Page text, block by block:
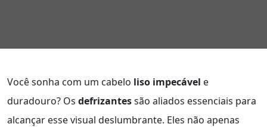
Você sonha com um cabelo liso impecável e
duradouro? Os defrizantessão aliados essenciais para
alcançar esse visual deslumbrante. Eles não apenas